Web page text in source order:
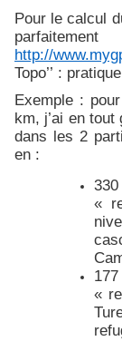
Pour le calcul
http://
Topo’’ :
Exemple :
km, j’ai en
dans les 2
en :
«
«